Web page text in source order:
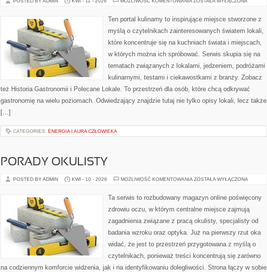
RESTAURACJACH
Ten portal kulinarny to inspirujące miejsce stworzone z
myślą o czytelnikach zainteresowanych światem lokali,
które koncentruje się na kuchniach świata i miejscach,
w których można ich spróbować. Serwis skupia się na
tematach związanych z lokalami, jedzeniem, podróżami
kulinarnymi, testami i ciekawostkami z branży. Zobacz
też Historia Gastronomii i Polecane Lokale. To przestrzeń dla osób, które chcą odkrywać
gastronomię na wielu poziomach. Odwiedzający znajdzie tutaj nie tylko opisy lokali, lecz także
[…]
CATEGORIES: ENERGIA I AURA CZŁOWIEKA
PORADY OKULISTY
POSTED BY ADMIN KWI - 10 - 2026 MOŻLIWOŚĆ KOMENTOWANIA PORADY
ZOSTAŁA WYŁĄCZONA
Ta serwis to rozbudowany magazyn online poświęcony
zdrowiu oczu, w którym centralne miejsce zajmują
zagadnienia związane z pracą okulisty, specjalisty od
badania wzroku oraz optyka. Już na pierwszy rzut oka
widać, że jest to przestrzeń przygotowana z myślą o
czytelnikach, ponieważ treści koncentrują się zarówno
na codziennym komforcie widzenia, jak i na identyfikowaniu dolegliwości. Strona łączy w sobie